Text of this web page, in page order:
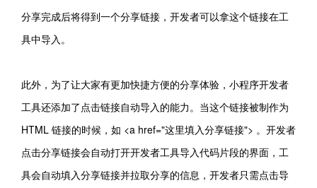
分享完成后将得到一个分享链接，开发者可以拿这个链接在工
具中导入。
此外， 为了让大家有更加快捷方便的分享体验，小程序开发者
工具还添加了点击链接自动导入的能力。当这个链接被制作为
HTML 链接的时候，如 <a href="这里填入分享链接"> 。开发者
点击分享链接会自动打开开发者工具导入代码片段的界面，工
具会自动填入分享链接并拉取分享的信息，开发者只需点击导